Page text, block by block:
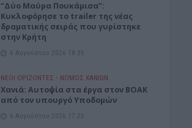
“Δύο Μαύρα Πουκάμισα”:
Κυκλοφόρησε το trailer της νέας
δραματικής σειράς που γυρίστηκε
στην Κρήτη
6 Αυγούστου 2026 18:35
ΝΕΟΙ ΟΡΙΖΟΝΤΕΣ • ΝΟΜΌΣ ΧΑΝΊΩΝ
Χανιά: Αυτοψία στα έργα στον ΒΟΑΚ
από τον υπουργό Υποδομών
6 Αυγούστου 2026 17:25